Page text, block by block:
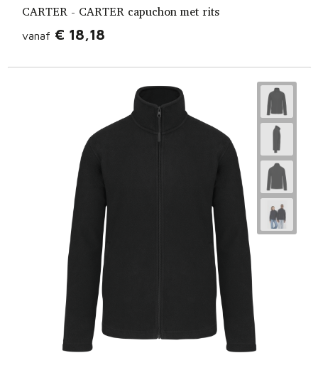
CARTER - CARTER capuchon met rits
vanaf € 18,18